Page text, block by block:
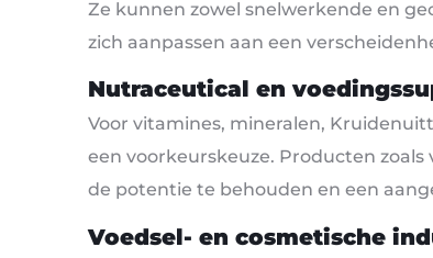
Ze kunnen zowel snelwerkende en
zich aanpassen aan een
Nutraceutical en
Voor vitamines, mineralen,
een voorkeurskeuze. Producten
de potentie te behouden en een
Voedsel- en cosmetische